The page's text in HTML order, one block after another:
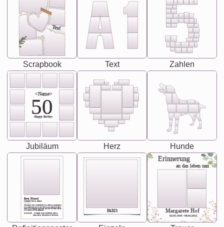
Text
Scrapbook Text Zahlen
<Name>
50
-Happy Birday-
Jubiläum Herz Hunde
Best Friend
[<NAME>] Noun, feminie
Synonyms: Soulmate, closet confidante, sister at
heart person, life partner in adventure.
The person who understands you without explanation
you accepts just as you are. She's your partner in life's,
chaos your biggest supporter, and the one with whom
you share your best memories. PARIS
Erinnerung
an das leben uan
Margarete Hof
02.05.1940 - 08.04.2021